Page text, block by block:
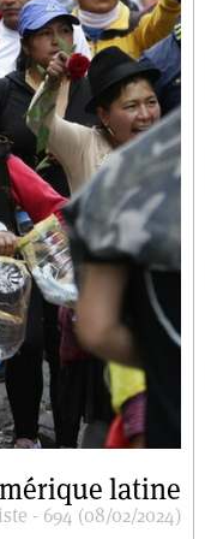
latine
- 694 (08/02/2024)